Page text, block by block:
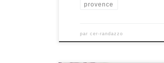
provence
par cer-randazzo